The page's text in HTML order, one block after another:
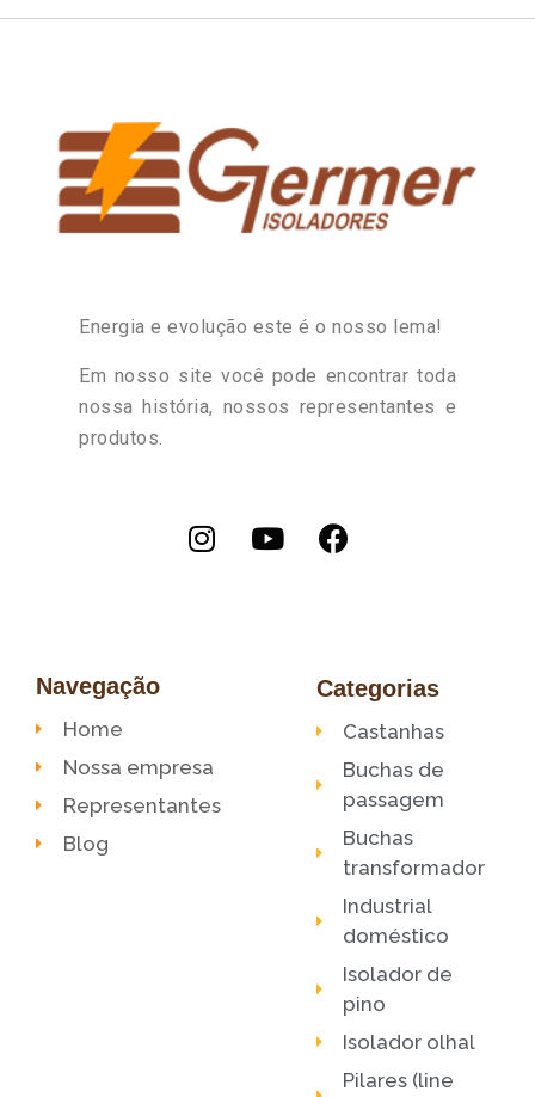
Energia e evolução este é o nosso lema!
Em nosso site você pode encontrar toda
nossa história, nossos representantes e
produtos.
Navegação Categorias
Home
Nossa empresa
Representantes
Blog
Castanhas
Buchas de
passagem
Buchas
transformador
Industrial
doméstico
Isolador de
pino
Isolador olhal
Pilares (line